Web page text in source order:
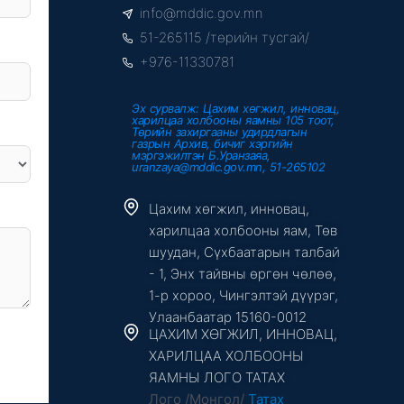
o
r
e
info@mddic.gov.mn
51-265115 /төрийн тусгай/
+976-11330781
Эх сурвалж: Цахим хөгжил, инновац,
харилцаа холбооны яамны 105 тоот,
Төрийн захиргааны удирдлагын
газрын Архив, бичиг хэргийн
мэргэжилтэн Б.Уранзаяа,
uranzaya@mddic.gov.mn, 51-265102
Цахим хөгжил, инновац,
харилцаа холбооны яам, Төв
шуудан, Сүхбаатарын талбай
- 1, Энх тайвны өргөн чөлөө,
1-р хороо, Чингэлтэй дүүрэг,
Улаанбаатар 15160-0012
ЦАХИМ ХӨГЖИЛ, ИННОВАЦ,
ХАРИЛЦАА ХОЛБООНЫ
ЯАМНЫ ЛОГО ТАТАХ
Лого /Монгол/Татах